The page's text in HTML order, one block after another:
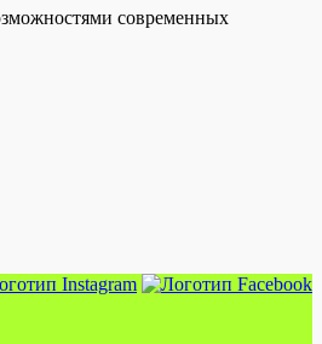
современных